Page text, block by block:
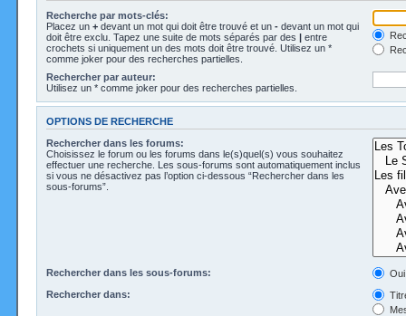
Recherche par mots-clés:
Placez un + devant un mot qui doit être trouvé et un - devant un mot qui
doit être exclu. Tapez une suite de mots séparés par des | entre
crochets si uniquement un des mots doit être trouvé. Utilisez un *
comme joker pour des recherches partielles.
Rechercher par auteur:
Utilisez un * comme joker pour des recherches partielles.
OPTIONS DE RECHERCHE
Rechercher dans les forums:
Choisissez le forum ou les forums dans le(s)quel(s) vous souhaitez
effectuer une recherche. Les sous-forums sont automatiquement inclus
si vous ne désactivez pas l’option ci-dessous “Rechercher dans les
sous-forums”.
Rechercher dans les sous-forums:
Oui
Rechercher dans: